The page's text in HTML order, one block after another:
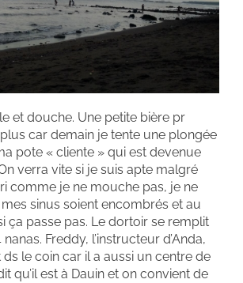
et douche. Une petite bière pr
plus car demain je tente une plongée
pote « cliente » qui est devenue
verra vite si je suis apte malgré
comme je ne mouche pas, je ne
sinus soient encombrés et au
ça passe pas. Le dortoir se remplit
Freddy, l’instructeur d’Anda,
ds le coin car il a aussi un centre de
qu’il est à Dauin et on convient de